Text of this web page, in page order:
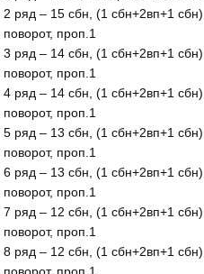
2 ряд – 15 сбн, (1 сбн+2вп+1
поворот, проп.1
3 ряд – 14 сбн, (1 сбн+2вп+1
поворот, проп.1
4 ряд – 14 сбн, (1 сбн+2вп+1
поворот, проп.1
5 ряд – 13 сбн, (1 сбн+2вп+1
поворот, проп.1
6 ряд – 13 сбн, (1 сбн+2вп+1
поворот, проп.1
7 ряд – 12 сбн, (1 сбн+2вп+1
поворот, проп.1
8 ряд – 12 сбн, (1 сбн+2вп+1